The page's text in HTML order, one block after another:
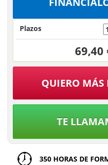
Plazos
69,40
QUIERO
TE
350 HORAS DE